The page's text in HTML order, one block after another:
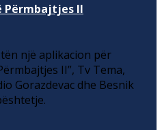
Përmbajtjes II
një aplikacion për
II”, Tv Tema,
Gorazdevac dhe Besnik